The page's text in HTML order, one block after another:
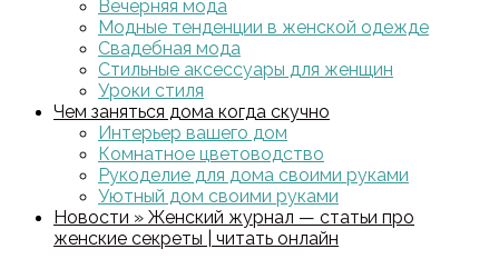
Вечерняя мода
Модные тенденции в женской одежде
Свадебная мода
Стильные аксессуары для женщин
Уроки стиля
Чем заняться дома когда скучно
Интерьер вашего дом
Комнатное цветоводство
Рукоделие для дома своими руками
Уютный дом своими руками
Новости » Женский журнал — статьи про
женские секреты | читать онлайн